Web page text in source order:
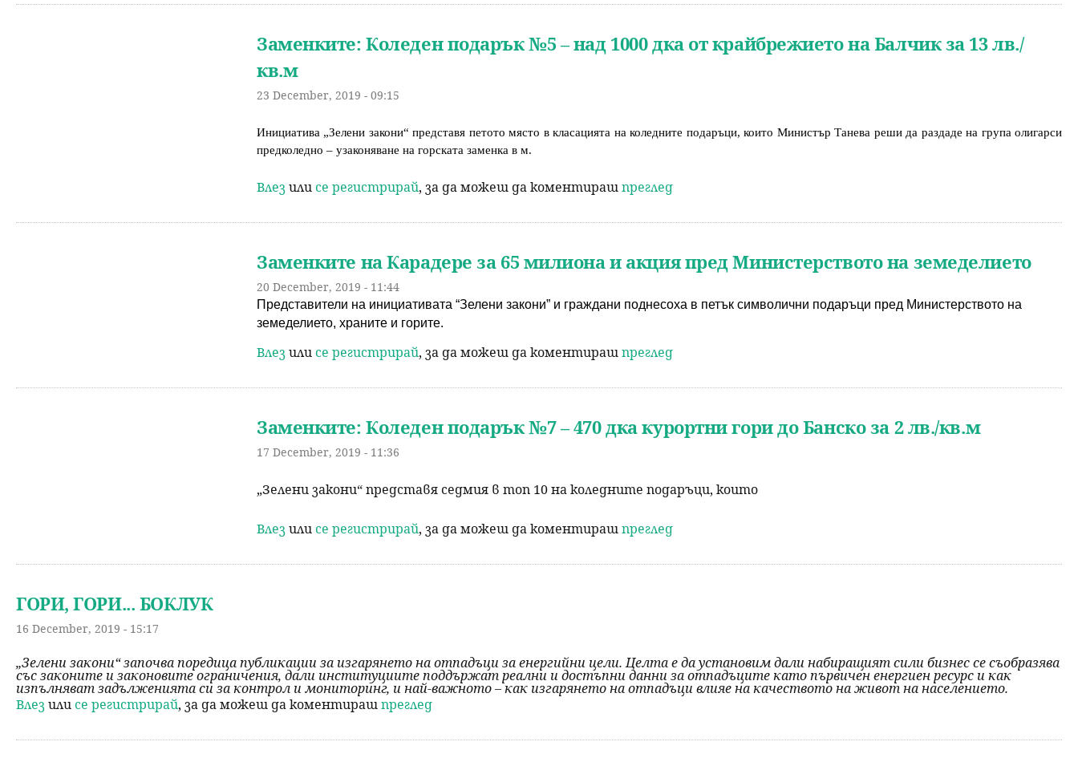
Заменките: Коледен подарък №5 – над 1000 дка от крайбрежието на Балчик за 13 лв./
кв.м
23 December, 2019 - 09:15
Инициатива „Зелени закони“ представя петото място в класацията на коледните подаръци, които Министър Танева реши да раздаде на група олигарси
предколедно – узаконяване на горската заменка в м.
Влезили се регистрирай, за да можеш да коментирашпреглед
Заменките на Карадере за 65 милиона и акция пред Министерството на земеделието
20 December, 2019 - 11:44
Представители на инициативата “Зелени закони” и граждани поднесоха в петък символични подаръци пред Министерството на
земеделието, храните и горите.
Влезили се регистрирай, за да можеш да коментирашпреглед
Заменките: Коледен подарък №7 – 470 дка курортни гори до Банско за 2 лв./кв.м
17 December, 2019 - 11:36
„Зелени закони“ представя седмия в топ 10 на коледните подаръци, които
Влезили се регистрирай, за да можеш да коментирашпреглед
ГОРИ, ГОРИ... БОКЛУК
16 December, 2019 - 15:17
„Зелени закони“ започва поредица публикации за изгарянето на отпадъци за енергийни цели. Целта е да установим дали набиращият сили бизнес се съобразява
със законите и законовите ограничения, дали институциите поддържат реални и достъпни данни за отпадъците като първичен енергиен ресурс и как
изпълняват задълженията си за контрол и мониторинг, и най-важното – как изгарянето на отпадъци влияе на качеството на живот на населението.
Влезили се регистрирай, за да можеш да коментирашпреглед